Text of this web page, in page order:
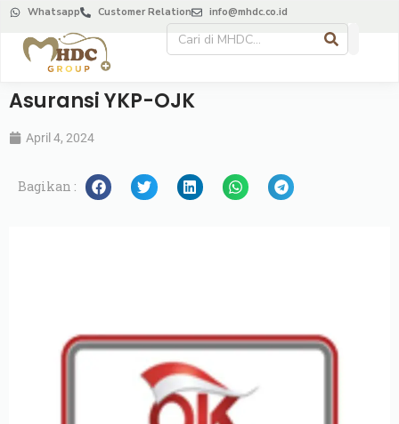
Whatsapp Customer Relation info@mhdc.co.id
Asuransi YKP-OJK
April 4, 2024
Bagikan :